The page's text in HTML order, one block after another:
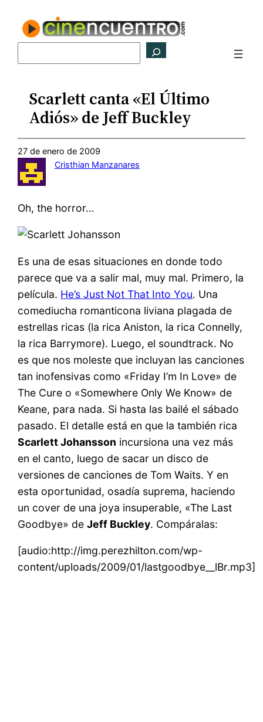
contenido
Scarlett canta «El Último
Adiós» de Jeff Buckley
27 de enero de 2009
Cristhian Manzanares
Oh, the horror…
Es una de esas situaciones en donde todo
parece que va a salir mal, muy mal. Primero, la
película. He’s Just Not That Into You. Una
comediucha romanticona liviana plagada de
estrellas ricas (la rica Aniston, la rica Connelly,
la rica Barrymore). Luego, el soundtrack. No
es que nos moleste que incluyan las canciones
tan inofensivas como «Friday I’m In Love» de
The Cure o «Somewhere Only We Know» de
Keane, para nada. Si hasta las bailé el sábado
pasado. El detalle está en que la también rica
Scarlett Johansson incursiona una vez más
en el canto, luego de sacar un disco de
versiones de canciones de Tom Waits. Y en
esta oportunidad, osadía suprema, haciendo
un cover de una joya insuperable, «The Last
Goodbye» deJeff Buckley. Compáralas:
[audio:http://img.perezhilton.com/wp-
content/uploads/2009/01/lastgoodbye__lBr.mp3]